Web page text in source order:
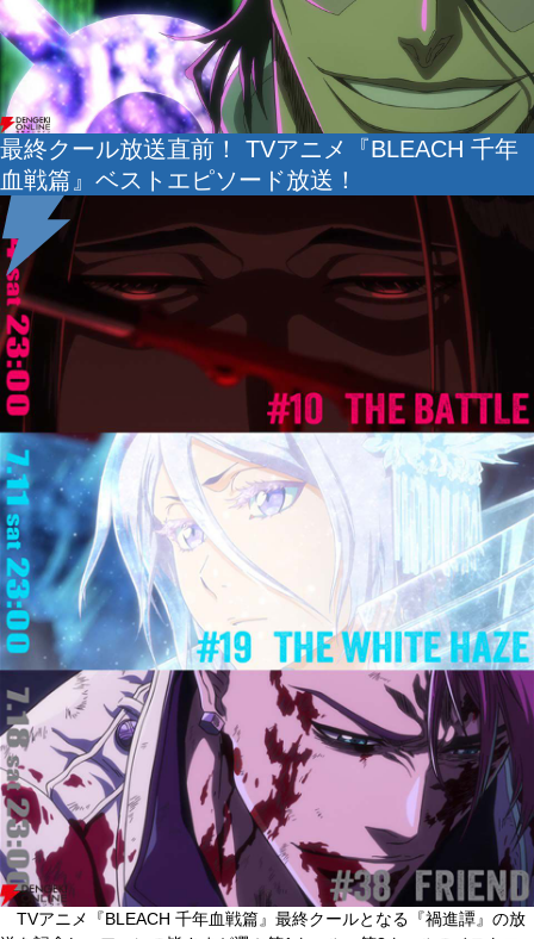
最終クール放送直前！ TVアニメ『BLEACH 千年
血戦篇』ベストエピソード放送！
TVアニメ『BLEACH 千年血戦篇』最終クールとなる『禍進譚』の放